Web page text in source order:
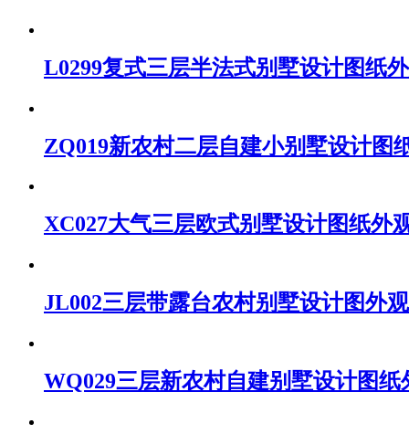
L0299复式三层半法式别墅设计图纸
ZQ019新农村二层自建小别墅设计图
XC027大气三层欧式别墅设计图纸外
JL002三层带露台农村别墅设计图外
WQ029三层新农村自建别墅设计图